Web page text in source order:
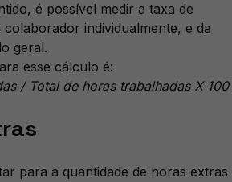
é possível medir a taxa de
individualmente, e da
geral.
esse cálculo é:
/ Total de horas trabalhadas X 100
para a quantidade de horas extras